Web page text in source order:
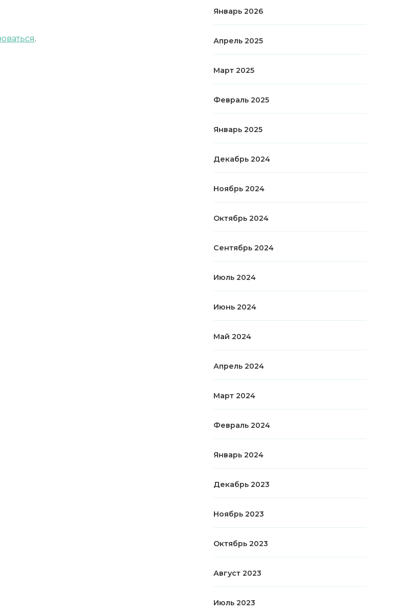
.
Январь 2026
Апрель 2025
Март 2025
Февраль 2025
Январь 2025
Декабрь 2024
Ноябрь 2024
Октябрь 2024
Сентябрь 2024
Июль 2024
Июнь 2024
Май 2024
Апрель 2024
Март 2024
Февраль 2024
Январь 2024
Декабрь 2023
Ноябрь 2023
Октябрь 2023
Август 2023
Июль 2023